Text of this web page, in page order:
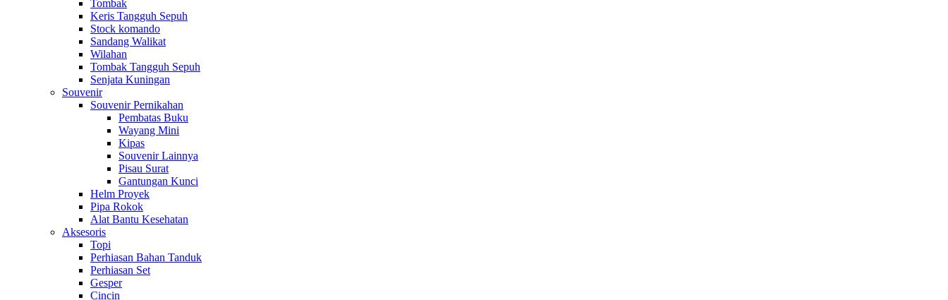
Tombak
Keris Tangguh Sepuh
Stock komando
Sandang Walikat
Wilahan
Tombak Tangguh Sepuh
Senjata Kuningan
Souvenir
Souvenir Pernikahan
Pembatas Buku
Wayang Mini
Kipas
Souvenir Lainnya
Pisau Surat
Gantungan Kunci
Helm Proyek
Pipa Rokok
Alat Bantu Kesehatan
Aksesoris
Topi
Perhiasan Bahan Tanduk
Perhiasan Set
Gesper
Cincin